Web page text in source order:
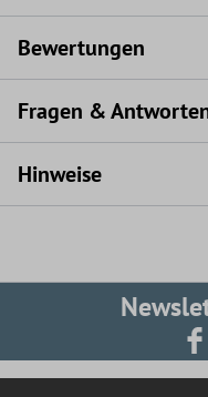
Bewertungen
Fragen &
Hinweise